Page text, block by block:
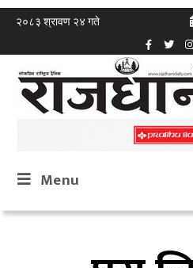
२०८३ श्रावण २४ गते
Menu